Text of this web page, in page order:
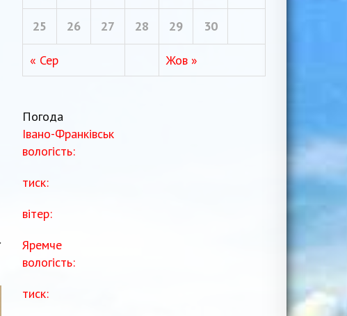
« Сер Жов »
25 26 27 28 29 30
Погода
Івано-Франківськ
вологість:
тиск:
вітер:
Яремче
вологість:
тиск: